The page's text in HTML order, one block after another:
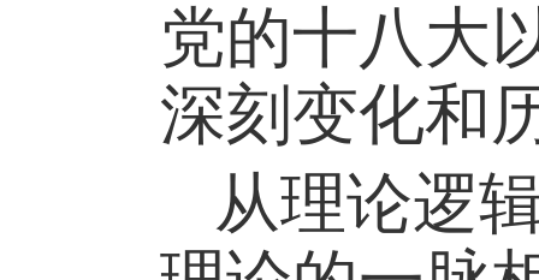
党的十八大
深刻变化和
从理论逻